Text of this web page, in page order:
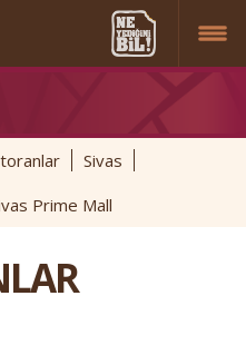
Sivas
Prime Mall